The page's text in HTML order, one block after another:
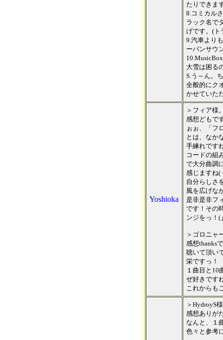
たりできま
8.コミカル
ラック名で
げです。(ト
9.汽車より
ーバンサウ
大雪は困る
S.う～ん。
全般的にク
かせていた
Yoshioka
＞フィア様
感想どもで
ぉぉ、「フ
とは、なか
手練れです
コードの組
で大分曲調
感じますね(
自分らしさ
風を広げな
是非是非フ
です！その
ンジをっ！(
＞ゴロニャ
感想thanks
聴いて頂い
栄ですっ！
１曲目と10
ぜ好きです
これからも
＞HydroyS
感想ありが
なんと、１
色々と参考